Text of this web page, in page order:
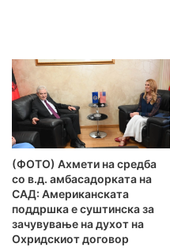
(ФОТО) Ахмети на средба
со в.д. амбасадорката на
САД: Американската
поддршка е суштинска за
зачувување на духот на
Охридскиот договор